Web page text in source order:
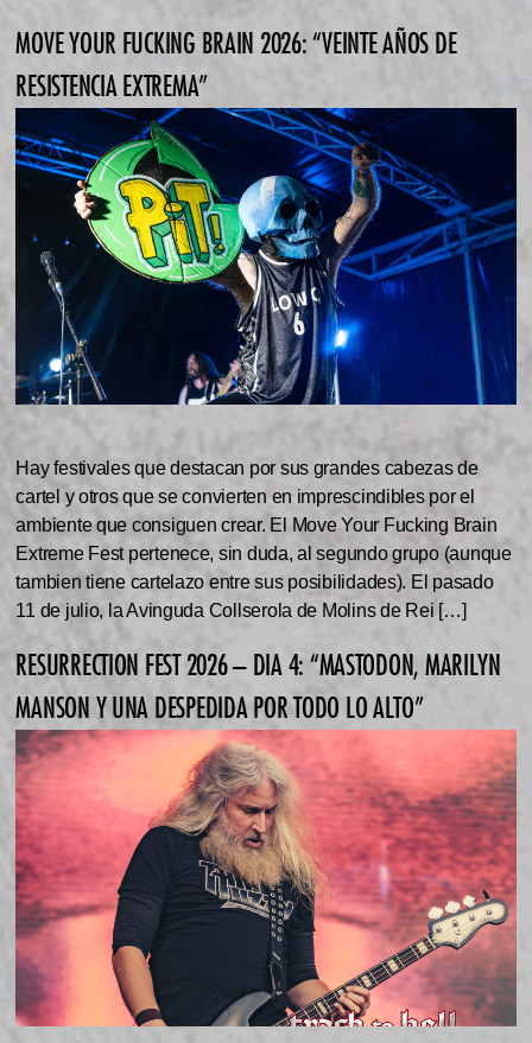
MOVE YOUR FUCKING BRAIN 2026: “VEINTE AÑOS DE
RESISTENCIA EXTREMA”
Hay festivales que destacan por sus grandes cabezas de
cartel y otros que se convierten en imprescindibles por el
ambiente que consiguen crear. El Move Your Fucking Brain
Extreme Fest pertenece, sin duda, al segundo grupo (aunque
tambien tiene cartelazo entre sus posibilidades). El pasado
11 de julio, la Avinguda Collserola de Molins de Rei […]
RESURRECTION FEST 2026 – DIA 4: “MASTODON, MARILYN
MANSON Y UNA DESPEDIDA POR TODO LO ALTO”